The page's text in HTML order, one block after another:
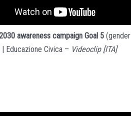
awareness campaign Goal 5 (gender
Educazione Civica – Videoclip [ITA]